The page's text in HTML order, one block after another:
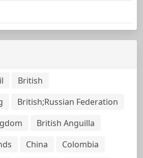
British
British;Russian Federation
British Anguilla
China
Colombia